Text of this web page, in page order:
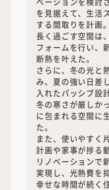
を見据えて、生活
する間取りを計画。
長く過ごす空間は
フォームを行い、
断熱を叶えた。
さらに、冬の光と
み、夏の強い日差
入れたパッシブ設
冬の寒さが厳しか
に包まれる空間に
た。
また、使いやすく
計画や家事が捗る
リノベーションで
実現し、光熱費を
幸せな時間が続く